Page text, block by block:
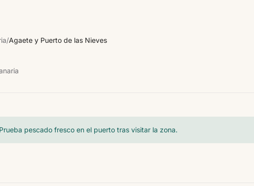
/Agaete y Puerto de las Nieves
Prueba pescado fresco en el puerto tras visitar la zona.